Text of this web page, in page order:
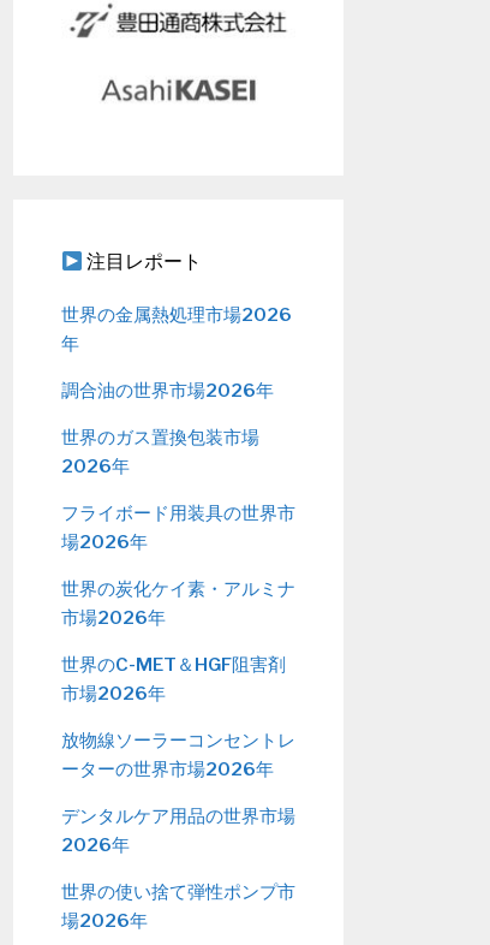
注目レポート
世界の金属熱処理市場2026
年
調合油の世界市場2026年
世界のガス置換包装市場
2026年
フライボード用装具の世界市
場2026年
世界の炭化ケイ素・アルミナ
市場2026年
世界のC-MET＆HGF阻害剤
市場2026年
放物線ソーラーコンセントレ
ーターの世界市場2026年
デンタルケア用品の世界市場
2026年
世界の使い捨て弾性ポンプ市
場2026年